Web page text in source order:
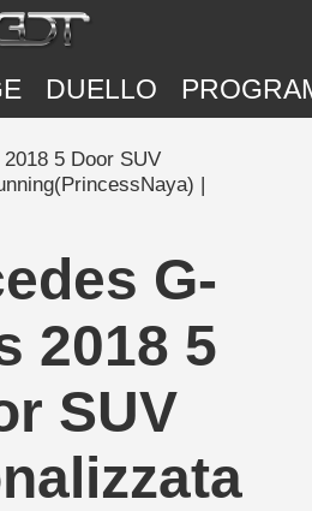
DUELLO
5 Door SUV
|
G-
2018 5
SUV